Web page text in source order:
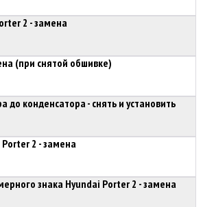
2 - замена
(при снятой обшивке)
до конденсатора - снять и установить
2 - замена
знака Hyundai Porter 2 - замена